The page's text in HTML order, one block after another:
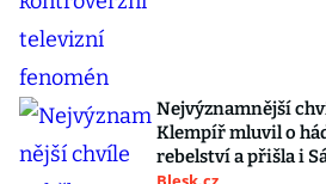
Nejvýznamnější
Klempíř mluvil o
rebelství a přišla i